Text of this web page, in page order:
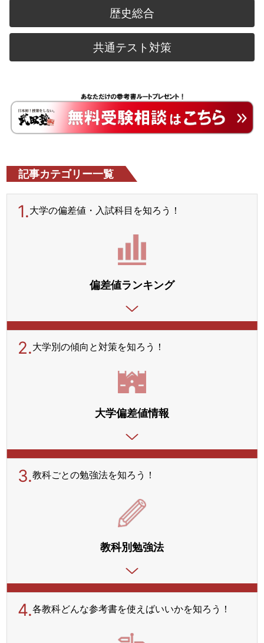
歴史総合
共通テスト対策
記事カテゴリー一覧
1.大学の偏差値・入試科目を知ろう！
偏差値ランキング
2.大学別の傾向と対策を知ろう！
大学偏差値情報
3.教科ごとの勉強法を知ろう！
教科別勉強法
4.各教科どんな参考書を使えばいいかを知ろう！